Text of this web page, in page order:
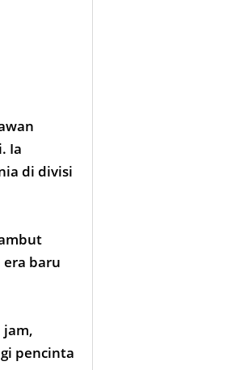
Ia
di divisi
baru
jam,
pencinta